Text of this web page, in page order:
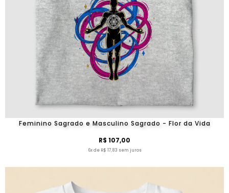
Feminino Sagrado e Masculino Sagrado - Flor da Vida
R$ 107,00
6x de R$ 17,83 sem juros